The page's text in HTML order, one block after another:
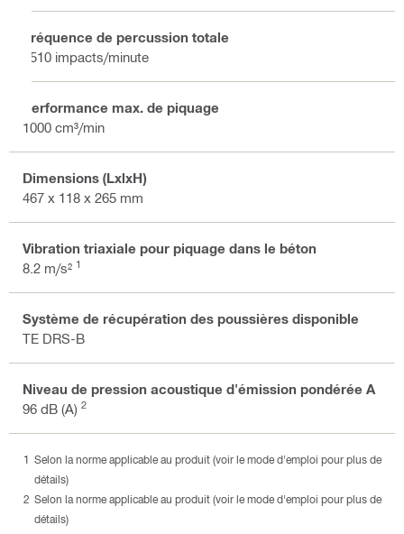
Fréquence de percussion totale
3510 impacts/minute
Performance max. de piquage
1000 cm³/min
Dimensions (LxlxH)
467 x 118 x 265 mm
Vibration triaxiale pour piquage dans le béton
8.2 m/s² 1
Système de récupération des poussières disponible
TE DRS-B
Niveau de pression acoustique d'émission pondérée A
96 dB (A) 2
Selon la norme applicable au produit (voir le mode d'emploi pour plus de
détails)
Selon la norme applicable au produit (voir le mode d'emploi pour plus de
détails)